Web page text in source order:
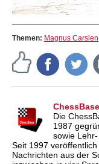
Themen: Magnus Carslen
ChessBase
Die
1987
sowie
Seit 1997
Nachrichten aus der